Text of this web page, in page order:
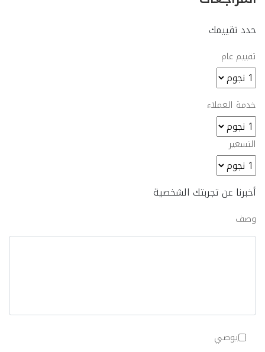
حدد تقييمك
تقييم عام
خدمة العملاء
التسعير
أخبرنا عن تجربتك الشخصية
وصف
يوصي